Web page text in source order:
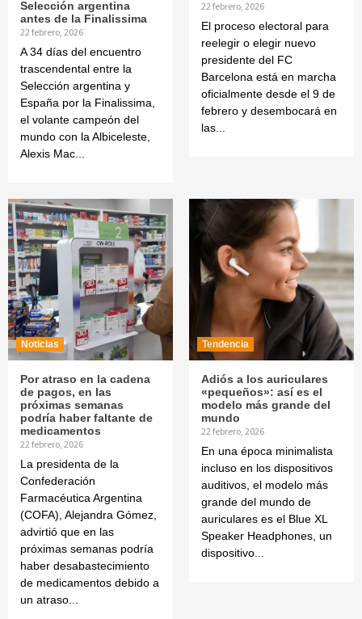
Selección argentina
antes de la Finalissima
22 febrero, 2026
A 34 días del encuentro
trascendental entre la
Selección argentina y
España por la Finalissima,
el volante campeón del
mundo con la Albiceleste,
Alexis Mac...
22 febrero, 2026
El proceso electoral para
reelegir o elegir nuevo
presidente del FC
Barcelona está en marcha
oficialmente desde el 9 de
febrero y desembocará en
las...
Noticias
Por atraso en la cadena
de pagos, en las
próximas semanas
podría haber faltante de
medicamentos
22 febrero, 2026
La presidenta de la
Confederación
Farmacéutica Argentina
(COFA), Alejandra Gómez,
advirtió que en las
próximas semanas podría
haber desabastecimiento
de medicamentos debido a
un atraso...
Tendencia
Adiós a los auriculares
«pequeños»: así es el
modelo más grande del
mundo
22 febrero, 2026
En una época minimalista
incluso en los dispositivos
auditivos, el modelo más
grande del mundo de
auriculares es el Blue XL
Speaker Headphones, un
dispositivo...